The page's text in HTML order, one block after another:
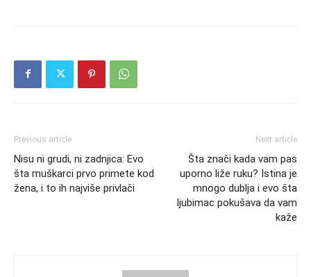
Previous article
Nisu ni grudi, ni zadnjica: Evo
šta muškarci prvo primete kod
žena, i to ih najviše privlači
Next article
Šta znači kada vam pas
uporno liže ruku? Istina je
mnogo dublja i evo šta
ljubimac pokušava da vam
kaže